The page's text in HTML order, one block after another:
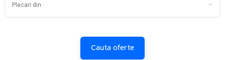
Cauta oferte